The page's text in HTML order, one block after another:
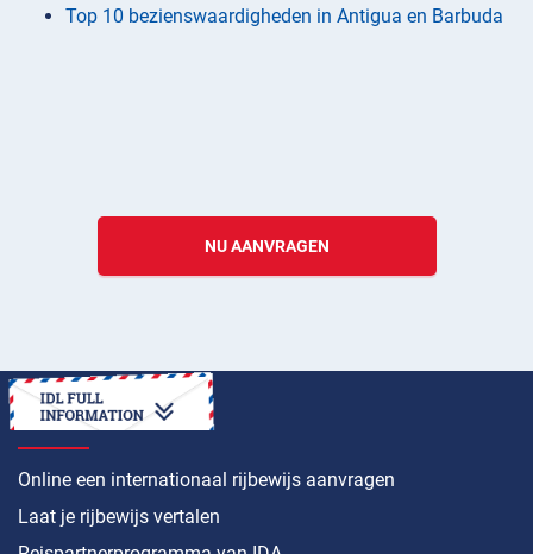
Top 10 bezienswaardigheden in Antigua en Barbuda
NU AANVRAGEN
HOE
Online een internationaal rijbewijs aanvragen
Laat je rijbewijs vertalen